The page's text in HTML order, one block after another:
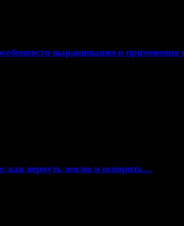
выращивания и
как вернуть землю и оспорить…